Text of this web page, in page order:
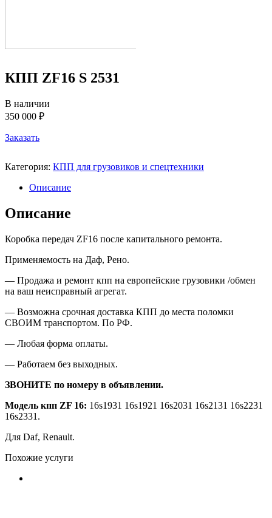
КПП ZF16 S 2531
В наличии
350 000 ₽
Заказать
Категория: КПП для грузовиков и спецтехники
Описание
Описание
Коробка передач ZF16 после капитального ремонта.
Применяемость на Даф, Рено.
— Продажа и ремонт кпп на европейские грузовики /обмен
на ваш неисправный агрегат.
— Возможна срочная доставка КПП до места поломки
СВОИМ транспортом. По РФ.
— Любая форма оплаты.
— Работаем без выходных.
ЗВОНИТЕ по номеру в объявлении.
Модель кпп ZF 16: 16s1931 16s1921 16s2031 16s2131 16s2231
16s2331.
Для Daf, Renault.
Похожие услуги